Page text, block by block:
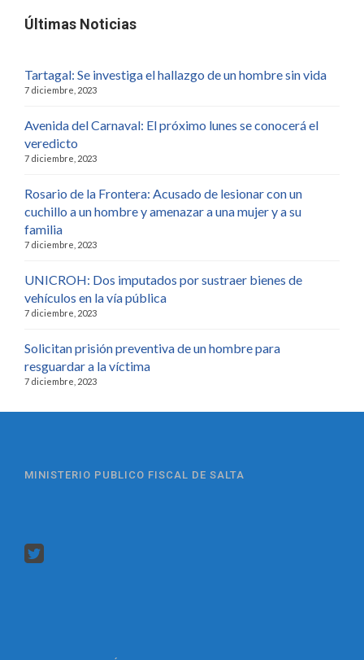
Últimas Noticias
Tartagal: Se investiga el hallazgo de un hombre sin vida
7 diciembre, 2023
Avenida del Carnaval: El próximo lunes se conocerá el
veredicto
7 diciembre, 2023
Rosario de la Frontera: Acusado de lesionar con un
cuchillo a un hombre y amenazar a una mujer y a su
familia
7 diciembre, 2023
UNICROH: Dos imputados por sustraer bienes de
vehículos en la vía pública
7 diciembre, 2023
Solicitan prisión preventiva de un hombre para
resguardar a la víctima
7 diciembre, 2023
MINISTERIO PUBLICO FISCAL DE SALTA